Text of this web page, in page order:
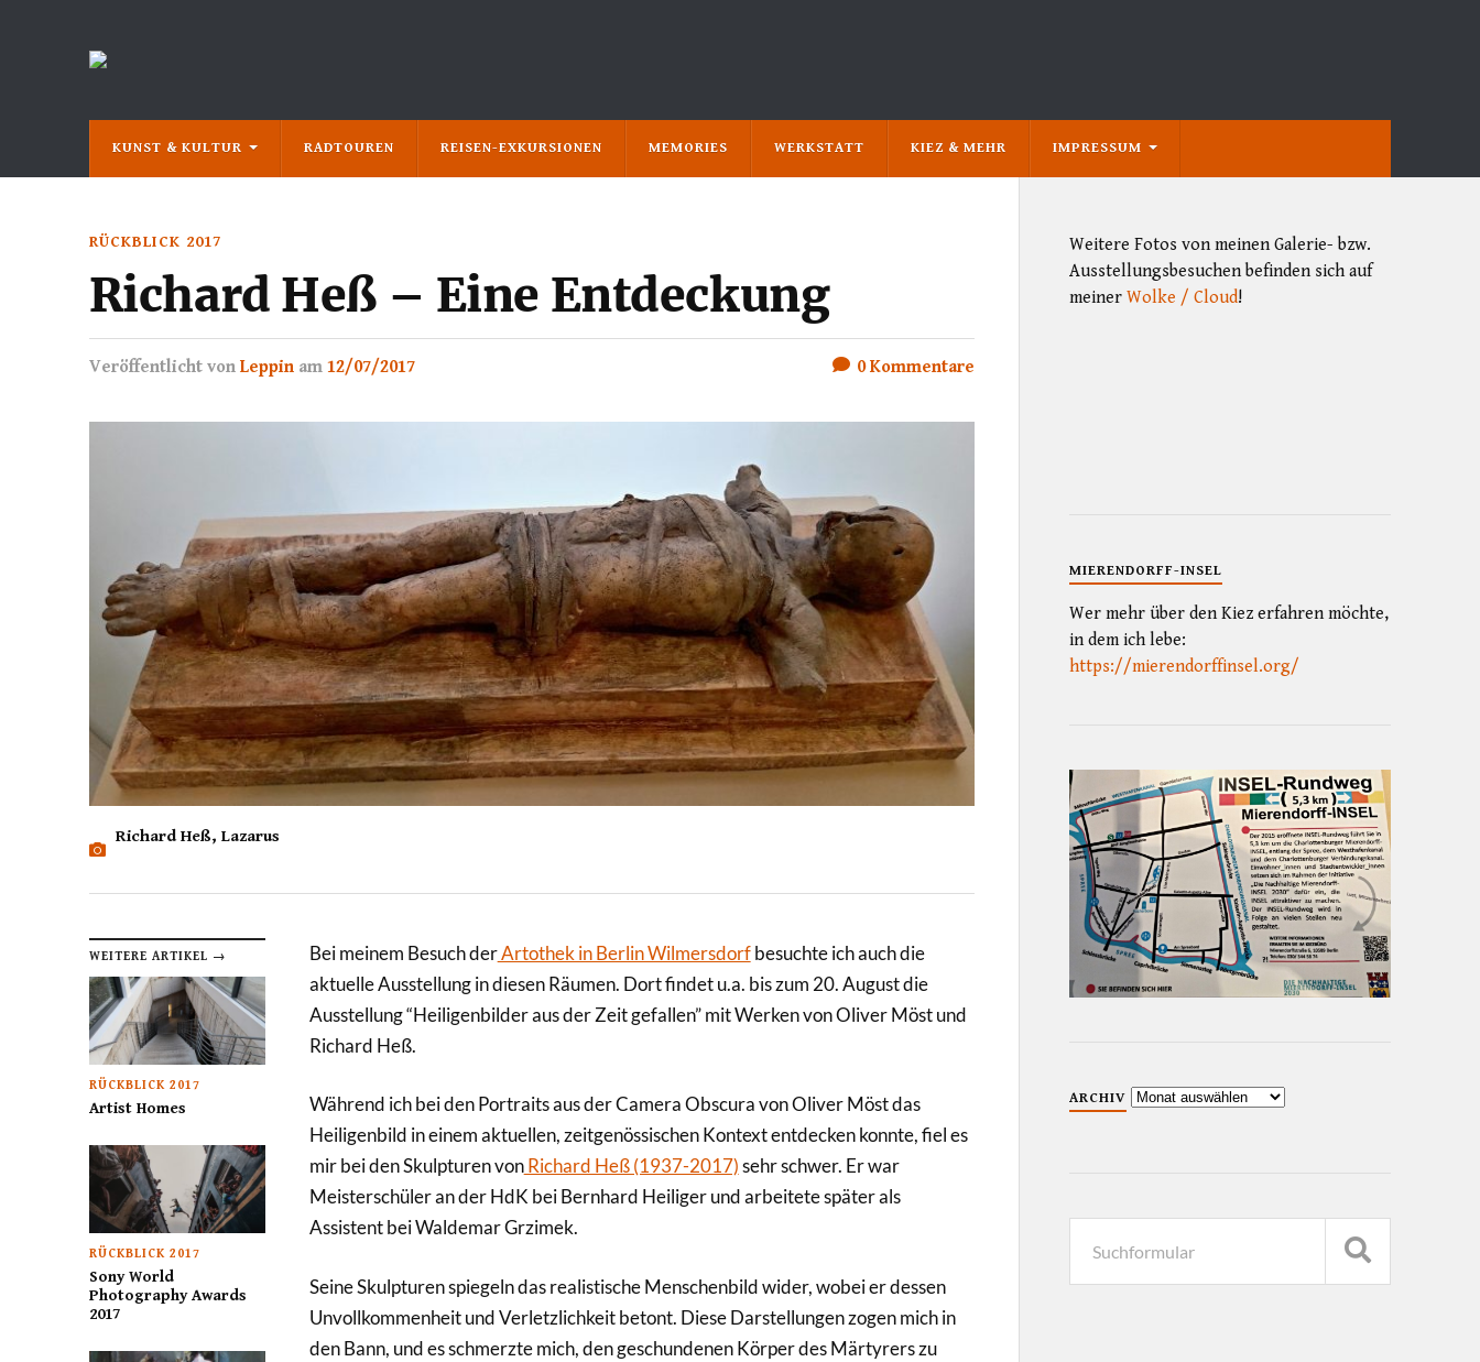
KUNST & KULTUR RADTOUREN REISEN-EXKURSIONEN MEMORIES WERKSTATT KIEZ & MEHR IMPRESSUM
RÜCKBLICK 2017
Richard Heß – Eine Entdeckung
Veröffentlicht von Leppin am 12/07/2017 0Kommentare
Richard Heß, Lazarus
WEITERE ARTIKEL →
RÜCKBLICK 2017
Artist Homes
RÜCKBLICK 2017
Sony World
Photography Awards
2017
Bei meinem Besuch derArtothek in Berlin Wilmersdorfbesuchte ich auch die
aktuelle Ausstellung in diesen Räumen. Dort findet u.a. bis zum 20. August die
Ausstellung “Heiligenbilder aus der Zeit gefallen” mit Werken von Oliver Möst und
Richard Heß.
Während ich bei den Portraits aus der Camera Obscura von Oliver Möst das
Heiligenbild in einem aktuellen, zeitgenössischen Kontext entdecken konnte, fiel es
mir bei den Skulpturen vonRichard Heß (1937-2017)sehr schwer. Er war
Meisterschüler an der HdK bei Bernhard Heiliger und arbeitete später als
Assistent bei Waldemar Grzimek.
Seine Skulpturen spiegeln das realistische Menschenbild wider, wobei er dessen
Unvollkommenheit und Verletzlichkeit betont. Diese Darstellungen zogen mich in
den Bann, und es schmerzte mich, den geschundenen Körper des Märtyrers zu
Weitere Fotos von meinen Galerie- bzw.
Ausstellungsbesuchen befinden sich auf
meiner Wolke / Cloud!
MIERENDORFF-INSEL
Wer mehr über den Kiez erfahren möchte,
in dem ich lebe:
https://mierendorffinsel.org/
ARCHIV